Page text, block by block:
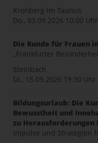
Kronberg im Taunus
Do., 03.09.2026 10:00 Uhr
Die Runde für Frauen
„Frankfurter
Steinbach
Di., 15.09.2026 19:30 Uhr
Bildungsurlaub: Die
Bewusstheit und
zu
Impulse und Strategien